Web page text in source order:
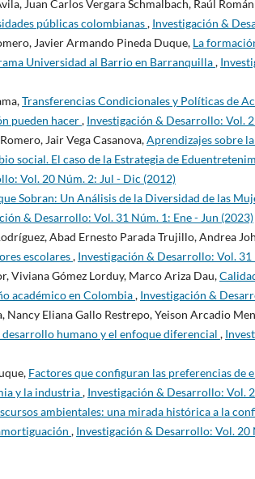
Juan Carlos Vergara Schmalbach, Raúl
públicas colombianas, Investigación &
Javier Armando Pineda Duque, La
Universidad al Barrio en Barranquilla,
Transferencias Condicionales y Políticas de
pueden hacer, Investigación & Desarrollo: Vol.
Jair Vega Casanova,Aprendizajes sobre
social. El caso de la Estrategia de
Vol. 20 Núm. 2: Jul - Dic (2012)
Sobran: Un Análisis de la Diversidad de las
& Desarrollo: Vol. 31 Núm. 1: Ene - Jun (2023)
Abad Ernesto Parada Trujillo, Andrea
escolares, Investigación & Desarrollo: Vol.
Viviana Gómez Lorduy, Marco Ariza Dau,
académico en Colombia, Investigación &
Eliana Gallo Restrepo, Yeison Arcadio
desarrollo humano y el enfoque diferencial ,
Factores que configuran las preferencias de
y la industria, Investigación & Desarrollo: Vol.
ambientales: una mirada histórica a la
, Investigación & Desarrollo: Vol. 20